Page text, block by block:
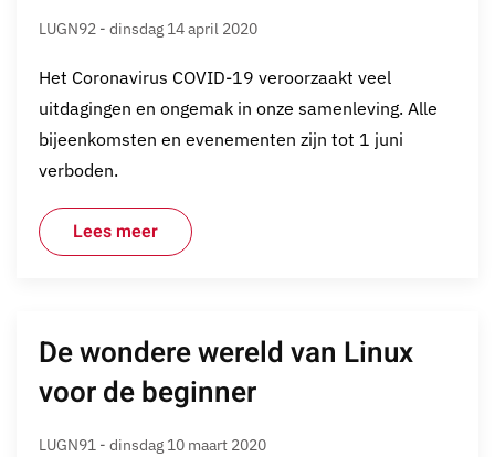
LUGN92 - dinsdag 14 april 2020
Het Coronavirus COVID-19 veroorzaakt veel
uitdagingen en ongemak in onze samenleving. Alle
bijeenkomsten en evenementen zijn tot 1 juni
verboden.
Lees meer
De wondere wereld van Linux
voor de beginner
LUGN91 - dinsdag 10 maart 2020